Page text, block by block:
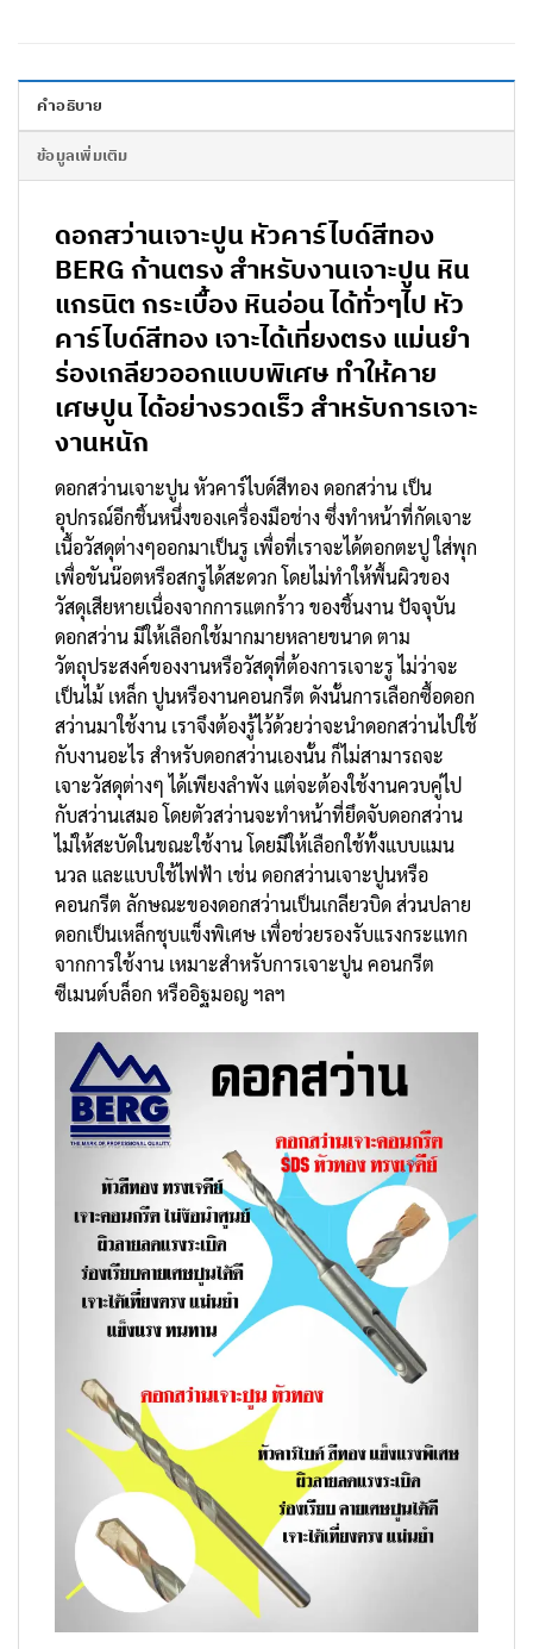
คำอธิบาย
ข้อมูลเพิ่มเติม
ดอกสว่านเจาะปูน หัวคาร์ไบด์สีทอง
BERG ก้านตรง สำหรับงานเจาะปูน หิน
แกรนิต กระเบื้อง หินอ่อน ได้ทั่วๆไป หัว
คาร์ไบด์สีทอง เจาะได้เที่ยงตรง แม่นยำ
ร่องเกลียวออกแบบพิเศษ ทำให้คาย
เศษปูน ได้อย่างรวดเร็ว สำหรับการเจาะ
งานหนัก
ดอกสว่านเจาะปูน หัวคาร์ไบด์สีทอง ดอกสว่าน เป็น
อุปกรณ์อีกชิ้นหนึ่งของเครื่องมือช่าง ซึ่งทำหน้าที่กัดเจาะ
เนื้อวัสดุต่างๆออกมาเป็นรู เพื่อที่เราจะได้ตอกตะปู ใส่พุก
เพื่อขันน๊อตหรือสกรูได้สะดวก โดยไม่ทำให้พื้นผิวของ
วัสดุเสียหายเนื่องจากการแตกร้าว ของชิ้นงาน ปัจจุบัน
ดอกสว่าน มีให้เลือกใช้มากมายหลายขนาด ตาม
วัตถุประสงค์ของงานหรือวัสดุที่ต้องการเจาะรู ไม่ว่าจะ
เป็นไม้ เหล็ก ปูนหรืองานคอนกรีต ดังนั้นการเลือกซื้อดอก
สว่านมาใช้งาน เราจึงต้องรู้ไว้ด้วยว่าจะนำดอกสว่านไปใช้
กับงานอะไร สำหรับดอกสว่านเองนั้น ก็ไม่สามารถจะ
เจาะวัสดุต่างๆ ได้เพียงลำพัง แต่จะต้องใช้งานควบคู่ไป
กับสว่านเสมอ โดยตัวสว่านจะทำหน้าที่ยึดจับดอกสว่าน
ไม่ให้สะบัดในขณะใช้งาน โดยมีให้เลือกใช้ทั้งแบบแมน
นวล และแบบใช้ไฟฟ้า เช่น ดอกสว่านเจาะปูนหรือ
คอนกรีต ลักษณะของดอกสว่านเป็นเกลียวบิด ส่วนปลาย
ดอกเป็นเหล็กชุบแข็งพิเศษ เพื่อช่วยรองรับแรงกระแทก
จากการใช้งาน เหมาะสำหรับการเจาะปูน คอนกรีต
ซีเมนต์บล็อก หรืออิฐมอญ ฯลฯ